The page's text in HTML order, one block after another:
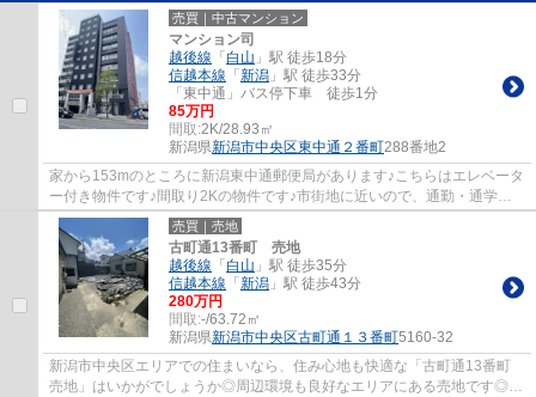
売買｜中古マンション
マンション司
越後線 「 白山 」駅 徒歩18分
信越本線 「 新潟 」駅 徒歩33分
「東中通」バス停下車 徒歩1分
85万円
間取:2K/28.93㎡
新潟県新潟市中央区東中通２番町288番地2
家から153mのところに新潟東中通郵便局があります♪こちらはエレベータ
ー付き物件です♪間取り2Kの物件です♪市街地に近いので、通勤・通学に
も便利です♪新潟市中央区の越後線白山エリア...
売買｜売地
古町通13番町 売地
越後線 「 白山 」駅 徒歩35分
信越本線 「 新潟 」駅 徒歩43分
280万円
間取:-/63.72㎡
新潟県新潟市中央区古町通１３番町5160-32
新潟市中央区エリアでの住まいなら、住み心地も快適な「古町通13番町
売地」はいかがでしょうか◎周辺環境も良好なエリアにある売地です◎一